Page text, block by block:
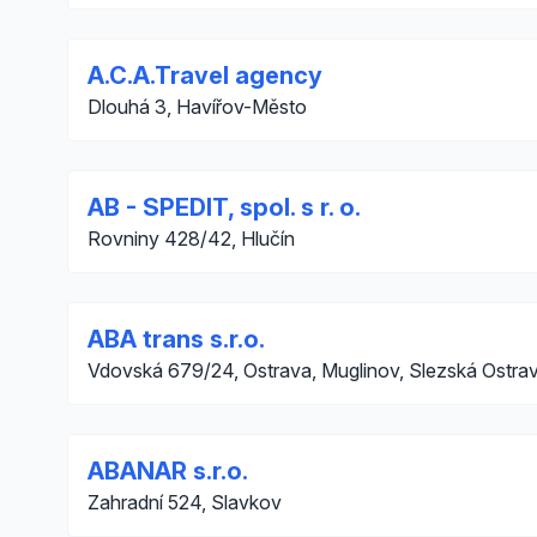
A.C.A.Travel agency
Dlouhá 3, Havířov-Město
AB - SPEDIT, spol. s r. o.
Rovniny 428/42, Hlučín
ABA trans s.r.o.
Vdovská 679/24, Ostrava, Muglinov, Slezská
ABANAR s.r.o.
Zahradní 524, Slavkov